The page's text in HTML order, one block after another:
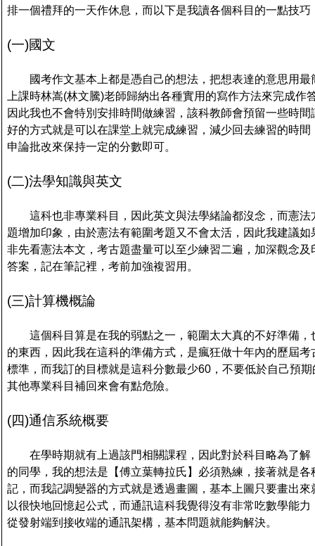
排一個禮拜的一天作休息，而以下是我讀各個科目的一點技巧
(一)國文
國考作文基本上都是憑自己的想法，把想表達的意思用
上課時林嵩(林文騰)老師歸納出各種實用的寫作方法來完成作
因此我也不會特別安排時間做練習，該科教師會預留一些時
好的方式就是可以在課堂上就完成練習，減少回去練習的時
申論批改來保持一定的分數即可。
(二)法學知識與英文
這科也非專業科目，因此英文與法學緒論都沒念，而憲
題增加印象，由於憲法有範圍考題又不會太活，因此我建議
非先看憲法本文，考古題盡量可以至少練習二遍，加深觀念
答案，記在筆記裡，考前加強複習用。
(三)計算機概論
這個科目算是在我的弱點之一，範圍太大真的不好準備
的東西，因此我在這科的準備方式，是瘋狂做十年內的歷屆
標準，而我訂的目標就是這科分數最少60，不要低於自己預
其他專業科目補回來會有點危險。
(四)通信系統概要
在學時期就有上過該門相關課程，因此對於科目略為了
的同學，我的想法是【傅立葉轉拉氏】必須熟練，接著就是
記，而我記調變器的方式就是透過畫圖，基本上圖只要畫出
以很快地回憶起公式，而通訊這科我覺得沒有非常吃數學能
從發射端到接收端的通訊架構，基本問題就能夠解決。